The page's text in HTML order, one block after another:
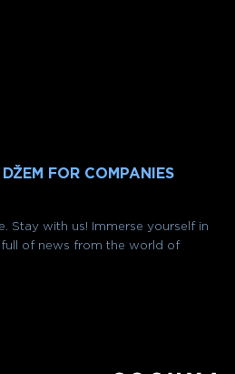
FOR COMPANIES
Stay with us! Immerse yourself in
full of news from the world of